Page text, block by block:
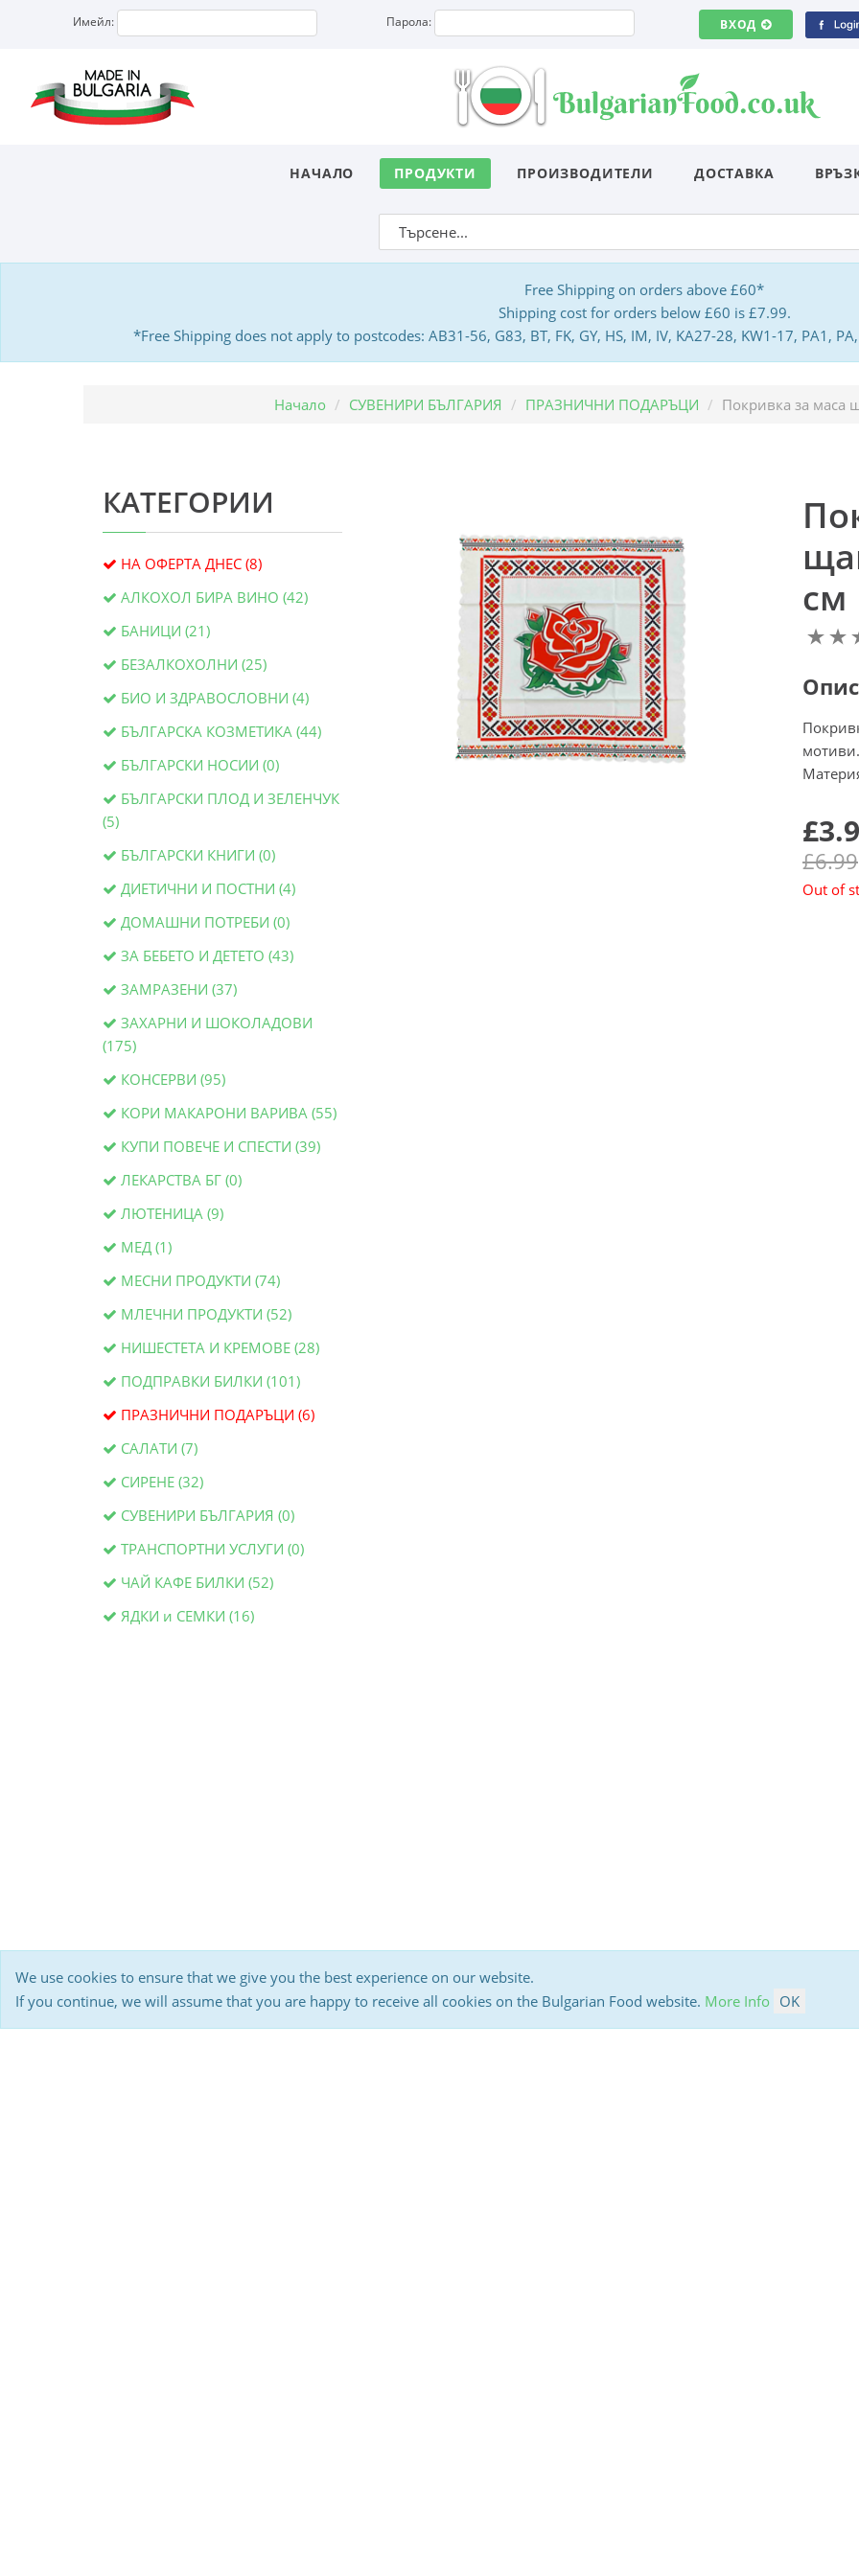
Имейл: Парола: ВХОД
НАЧАЛО ПРОДУКТИ ПРОИЗВОДИТЕЛИ ДОСТАВКА
Free Shipping on orders above £60*
Shipping cost for orders below £60 is £7.99.
*Free Shipping does not apply to postcodes: AB31-56, G83, BT, FK, GY, HS, IM, IV, KA27-28, KW1-17, PA1, PA,
Начало СУВЕНИРИ БЪЛГАРИЯ ПРАЗНИЧНИ ПОДАРЪЦИ Покривка за маса
КАТЕГОРИИ
НА ОФЕРТА ДНЕС (8)
АЛКОХОЛ БИРА ВИНО (42)
БАНИЦИ (21)
БЕЗАЛКОХОЛНИ (25)
БИО И ЗДРАВОСЛОВНИ (4)
БЪЛГАРСКА КОЗМЕТИКА (44)
БЪЛГАРСКИ НОСИИ (0)
БЪЛГАРСКИ ПЛОД И ЗЕЛЕНЧУК
(5)
БЪЛГАРСКИ КНИГИ (0)
ДИЕТИЧНИ И ПОСТНИ (4)
ДОМАШНИ ПОТРЕБИ (0)
ЗА БЕБЕТО И ДЕТЕТО (43)
ЗАМРАЗЕНИ (37)
ЗАХАРНИ И ШОКОЛАДОВИ
(175)
КОНСЕРВИ (95)
КОРИ МАКАРОНИ ВАРИВА (55)
КУПИ ПОВЕЧЕ И СПЕСТИ (39)
ЛЕКАРСТВА БГ (0)
ЛЮТЕНИЦА (9)
МЕД (1)
МЕСНИ ПРОДУКТИ (74)
МЛЕЧНИ ПРОДУКТИ (52)
НИШЕСТЕТА И КРЕМОВЕ (28)
ПОДПРАВКИ БИЛКИ (101)
ПРАЗНИЧНИ ПОДАРЪЦИ (6)
САЛАТИ (7)
СИРЕНЕ (32)
СУВЕНИРИ БЪЛГАРИЯ (0)
ТРАНСПОРТНИ УСЛУГИ (0)
ЧАЙ КАФЕ БИЛКИ (52)
ЯДКИ и СЕМКИ (16)
см
мотиви.
£6.99
Out of
We use cookies to ensure that we give you the best experience on our website.
If you continue, we will assume that you are happy to receive all cookies on the Bulgarian Food website. More Info OK